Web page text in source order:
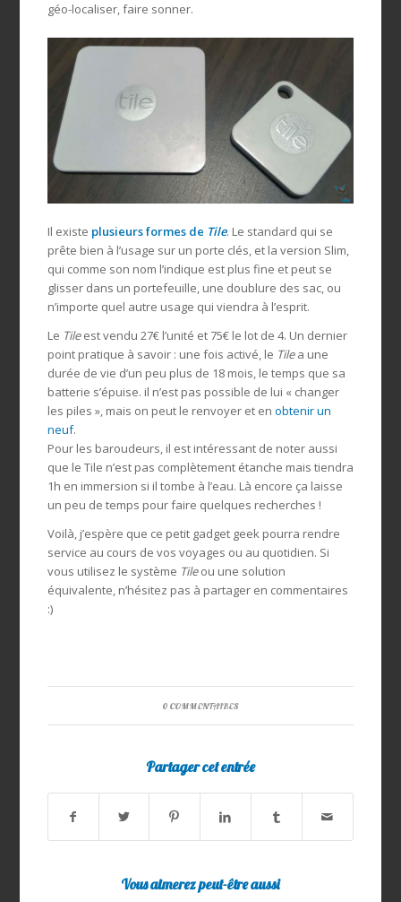
géo-localiser, faire sonner.
Il existe plusieurs formes de Tile. Le standard qui se
prête bien à l’usage sur un porte clés, et la version Slim,
qui comme son nom l’indique est plus fine et peut se
glisser dans un portefeuille, une doublure des sac, ou
n’importe quel autre usage qui viendra à l’esprit.
Le Tileest vendu 27€ l’unité et 75€ le lot de 4. Un dernier
point pratique à savoir : une fois activé, le Tilea une
durée de vie d’un peu plus de 18 mois, le temps que sa
batterie s’épuise. il n’est pas possible de lui « changer
les piles », mais on peut le renvoyer et en obtenir un
neuf.
Pour les baroudeurs, il est intéressant de noter aussi
que le Tile n’est pas complètement étanche mais tiendra
1h en immersion si il tombe à l’eau. Là encore ça laisse
un peu de temps pour faire quelques recherches !
Voilà, j’espère que ce petit gadget geek pourra rendre
service au cours de vos voyages ou au quotidien. Si
vous utilisez le système Tileou une solution
équivalente, n’hésitez pas à partager en commentaires
:)
0 COMMENTAIRES
Partager cet entrée
Vous aimerez peut-être aussi